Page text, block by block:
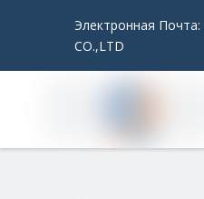
Электронная Почта:
CO.,LTD